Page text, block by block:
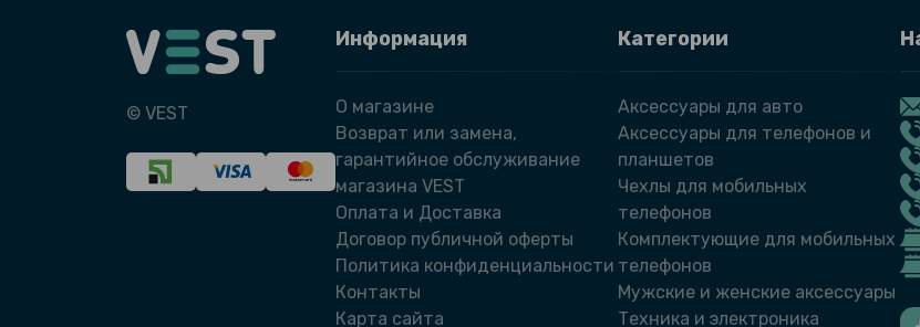
© VEST
Информация
О магазине
Возврат или замена,
гарантийное обслуживание
магазина VEST
Оплата и Доставка
Договор публичной оферты
Политика конфиденциальности
Контакты
Карта сайта
Категории
Аксессуары для авто
Аксессуары для телефонов и
планшетов
Чехлы для мобильных
телефонов
Комплектующие для мобильных
телефонов
Мужские и женские аксессуары
Техника и электроника